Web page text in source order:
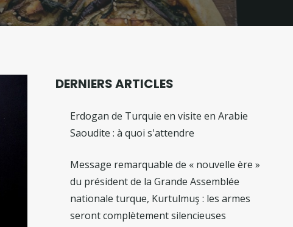
DERNIERS ARTICLES
Erdogan de Turquie en visite en Arabie
Saoudite : à quoi s'attendre
Message remarquable de « nouvelle ère »
du président de la Grande Assemblée
nationale turque, Kurtulmuş : les armes
seront complètement silencieuses